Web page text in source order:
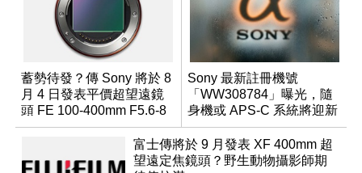
蓄勢待發？傳 Sony 將於 8
月 4 日發表平價超望遠鏡
頭 FE 100-400mm F5.6-8
Sony 最新註冊機號
「WW308784」曝光，隨
身機或 APS-C 系統將迎新
成員？
富士傳將於 9 月發表 XF 400mm 超
望遠定焦鏡頭？野生動物攝影師期